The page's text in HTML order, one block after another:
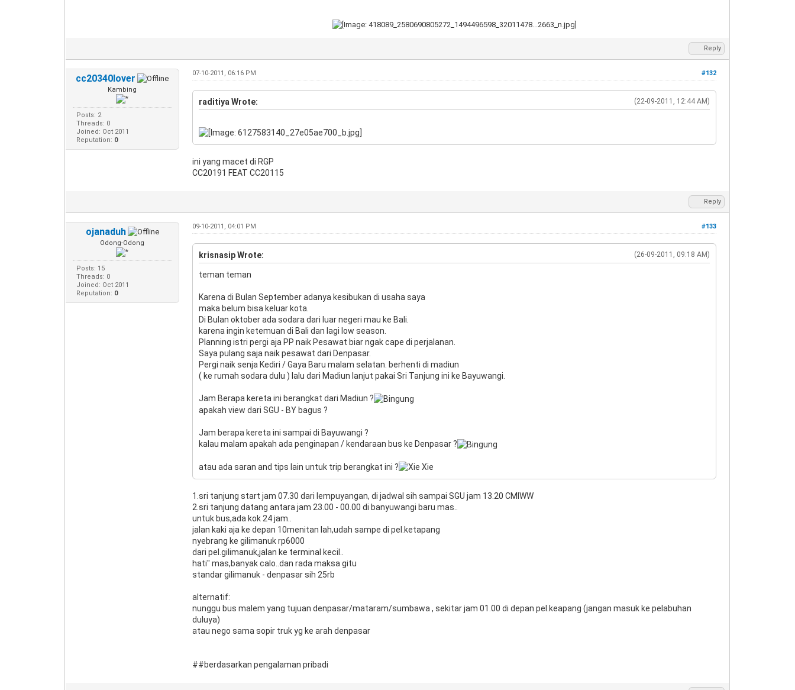
Reply
cc20340lover
Kambing
Posts: 2
Threads: 0
Joined: Oct 2011
Reputation: 0
#132
07-10-2011, 06:16 PM
(22-09-2011, 12:44 AM)
raditiya Wrote:
ini yang macet di RGP
CC20191 FEAT CC20115
Reply
ojanaduh
Odong-Odong
Posts: 15
Threads: 0
Joined: Oct 2011
Reputation: 0
#133
09-10-2011, 04:01 PM
(26-09-2011, 09:18 AM)
krisnasip Wrote:
teman teman
Karena di Bulan September adanya kesibukan di usaha saya
maka belum bisa keluar kota.
Di Bulan oktober ada sodara dari luar negeri mau ke Bali.
karena ingin ketemuan di Bali dan lagi low season.
Planning istri pergi aja PP naik Pesawat biar ngak cape di perjalanan.
Saya pulang saja naik pesawat dari Denpasar.
Pergi naik senja Kediri / Gaya Baru malam selatan. berhenti di madiun
( ke rumah sodara dulu ) lalu dari Madiun lanjut pakai Sri Tanjung ini ke Bayuwangi.
Jam Berapa kereta ini berangkat dari Madiun ?
apakah view dari SGU - BY bagus ?
Jam berapa kereta ini sampai di Bayuwangi ?
kalau malam apakah ada penginapan / kendaraan bus ke Denpasar ?
atau ada saran and tips lain untuk trip berangkat ini ?
1.sri tanjung start jam 07.30 dari lempuyangan, di jadwal sih sampai SGU jam 13.20 CMIWW
2.sri tanjung datang antara jam 23.00 - 00.00 di banyuwangi baru mas..
untuk bus,ada kok 24 jam..
jalan kaki aja ke depan 10menitan lah,udah sampe di pel.ketapang
nyebrang ke gilimanuk rp6000
dari pel.gilimanuk,jalan ke terminal kecil..
hati" mas,banyak calo..dan rada maksa gitu
standar gilimanuk - denpasar sih 25rb
alternatif:
nunggu bus malem yang tujuan denpasar/mataram/sumbawa , sekitar jam 01.00 di depan pel.keapang (jangan masuk ke pelabuhan
duluya)
atau nego sama sopir truk yg ke arah denpasar
##berdasarkan pengalaman pribadi